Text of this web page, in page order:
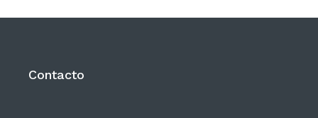
Contacto